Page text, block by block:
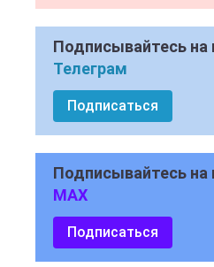
Подписывайтесь на
Телеграм
Подписаться
Подписывайтесь на
MAX
Подписаться